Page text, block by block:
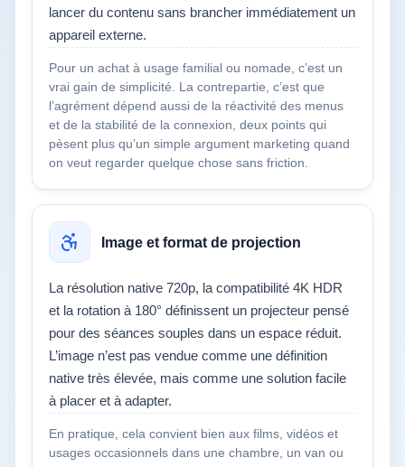
lancer du contenu sans brancher immédiatement un
appareil externe.
Pour un achat à usage familial ou nomade, c’est un
vrai gain de simplicité. La contrepartie, c’est que
l’agrément dépend aussi de la réactivité des menus
et de la stabilité de la connexion, deux points qui
pèsent plus qu’un simple argument marketing quand
on veut regarder quelque chose sans friction.
Image et format de projection
La résolution native 720p, la compatibilité 4K HDR
et la rotation à 180° définissent un projecteur pensé
pour des séances souples dans un espace réduit.
L’image n’est pas vendue comme une définition
native très élevée, mais comme une solution facile
à placer et à adapter.
En pratique, cela convient bien aux films, vidéos et
usages occasionnels dans une chambre, un van ou